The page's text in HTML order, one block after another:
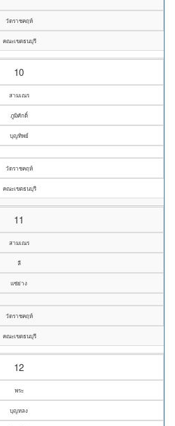
วัดราชคฤห์
คณะเขตธนบุรี
10
สามเณร
ภูมิศักดิ์
บุญทิพย์
วัดราชคฤห์
คณะเขตธนบุรี
11
สามเณร
ลี
แซ่ย่าง
วัดราชคฤห์
คณะเขตธนบุรี
12
พระ
บุญหลง